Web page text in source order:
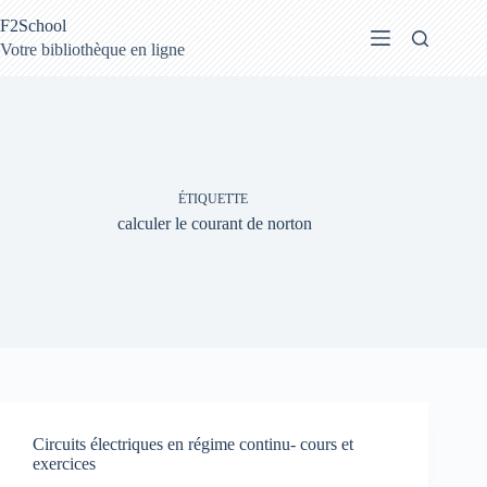
au
contenu
F2School
Votre bibliothèque en ligne
ÉTIQUETTE
calculer le courant de norton
Circuits électriques en régime continu- cours et
exercices